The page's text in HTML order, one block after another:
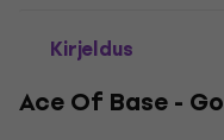
Kirjeldus
Ace Of Base -